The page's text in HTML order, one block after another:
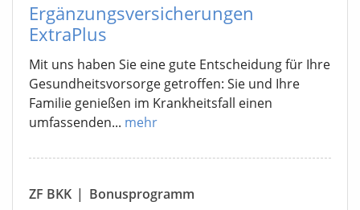
Ergänzungsversicherungen
ExtraPlus
Mit uns haben Sie eine gute Entscheidung für Ihre
Gesundheitsvorsorge getroffen: Sie und Ihre
Familie genießen im Krankheitsfall einen
umfassenden... mehr
ZF BKK | Bonusprogramm